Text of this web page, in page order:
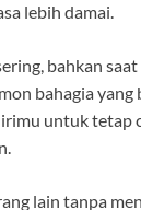
lebih damai.
bahkan
bahagia yang
untuk tetap
lain tanpa